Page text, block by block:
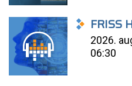
FRISS
2026.
06:30